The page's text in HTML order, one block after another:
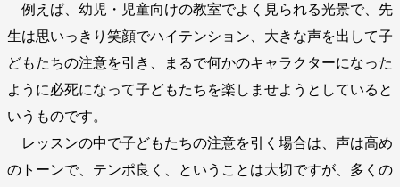
例えば、幼児・児童向けの教室でよく見られる光景で、先
生は思いっきり笑顔でハイテンション、大きな声を出して子
どもたちの注意を引き、まるで何かのキャラクターになった
ように必死になって子どもたちを楽しませようとしていると
いうものです。
レッスンの中で子どもたちの注意を引く場合は、声は高め
のトーンで、テンポ良く、ということは大切ですが、多くの